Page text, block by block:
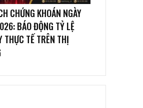
CHỨNG KHOÁN NGÀY
BÁO ĐỘNG TỶ LỆ
THỰC TẾ TRÊN THỊ